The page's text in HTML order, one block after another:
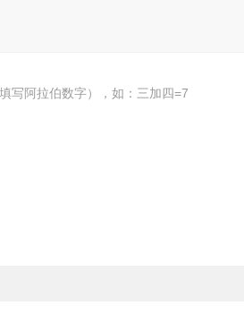
写阿拉伯数字），如：三加四=7